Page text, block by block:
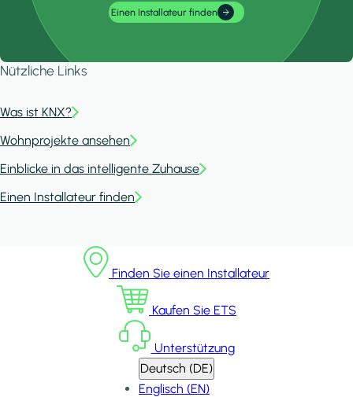
Einen Installateur finden
Nützliche Links
Was ist KNX?
Wohnprojekte ansehen
Einblicke in das intelligente Zuhause
Einen Installateur finden
Finden Sie einen Installateur
Kaufen Sie ETS
Unterstützung
Deutsch (DE)
Englisch (EN)